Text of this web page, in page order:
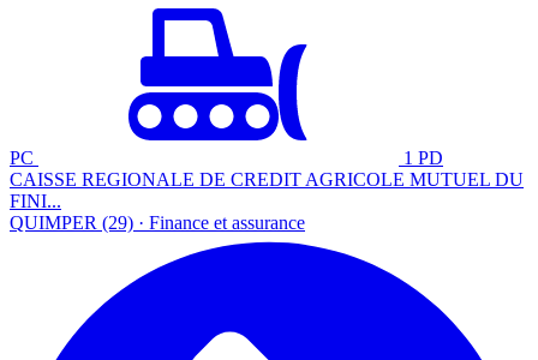
PC
1 PD
CAISSE REGIONALE DE CREDIT AGRICOLE MUTUEL DU
FINI...
QUIMPER (29) · Finance et assurance